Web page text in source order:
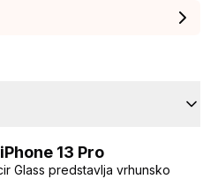
13 Pro
Glass predstavlja vrhunsko